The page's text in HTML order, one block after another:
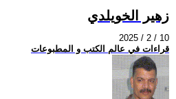
زهير الخويلدي
2025 / 2 / 10
قراءات في عالم الكتب و المطبوعات